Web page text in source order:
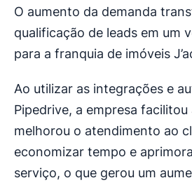
O aumento da demanda
qualificação de leads em um
para a franquia de imóveis
Ao utilizar as integrações e
Pipedrive, a empresa facilitou
melhorou o atendimento ao
economizar tempo e
serviço, o que gerou um